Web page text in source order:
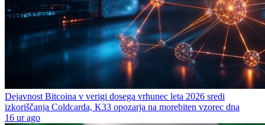
Dejavnost Bitcoina v verigi dosega vrhunec leta 2026 sredi
izkoriščanja Coldcarda, K33 opozarja na morebiten vzorec dna
16 ur ago